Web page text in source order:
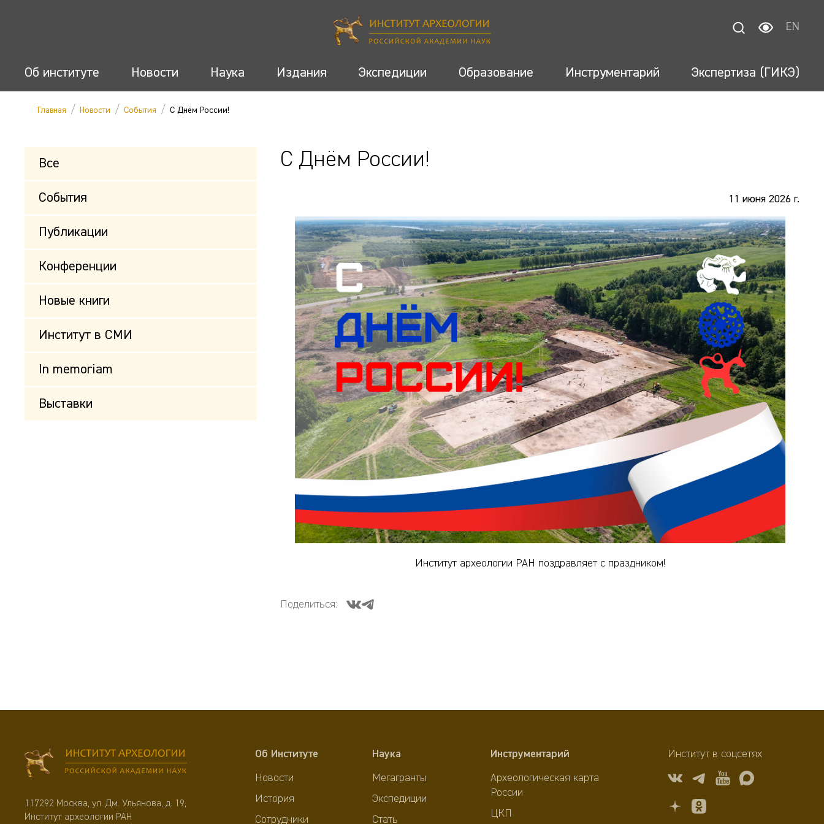
EN
Об институте Новости Наука Издания Экспедиции Образование Инструментарий Экспертиза (ГИКЭ)
Главная / Новости / События / С Днём России!
Все
События
Публикации
Конференции
Новые книги
Институт в СМИ
In memoriam
Выставки
С Днём России!
11 июня 2026 г.
Институт археологии РАН поздравляет с праздником!
Поделиться:
117292 Москва, ул. Дм. Ульянова, д. 19,
Институт археологии РАН
Об Институте
Новости
История
Сотрудники
Наука
Мегагранты
Экспедиции
Стать
Инструментарий
Археологическая карта
России
ЦКП
Институт в соцсетях